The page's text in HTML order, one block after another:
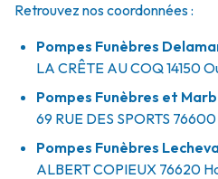
Retrouvez nos coordonnées :
Pompes Funèbres
LA CRÊTE AU COQ14150
Pompes Funèbres et
69 RUE DES SPORTS 76600
Pompes Funèbres
ALBERT COPIEUX 76620